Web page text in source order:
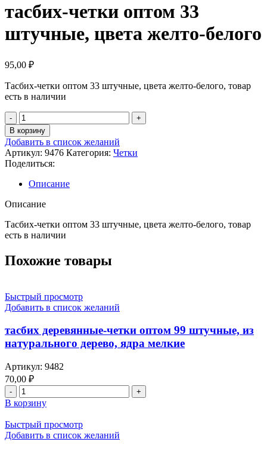
тасбих-четки оптом 33
штучные, цвета желто-белого
95,00 ₽
Тасбих-четки оптом 33 штучные, цвета желто-белого, товар
есть в наличии
В корзину
Добавить в список желаний
Артикул: 9476 Категория: Четки
Поделиться:
Описание
Описание
Тасбих-четки оптом 33 штучные, цвета желто-белого, товар
есть в наличии
Похожие товары
Быстрый просмотр
Добавить в список желаний
тасбих деревянные-четки оптом 99 штучные, из
натурального дерево, ядра мелкие
Артикул: 9482
70,00 ₽
В корзину
Быстрый просмотр
Добавить в список желаний